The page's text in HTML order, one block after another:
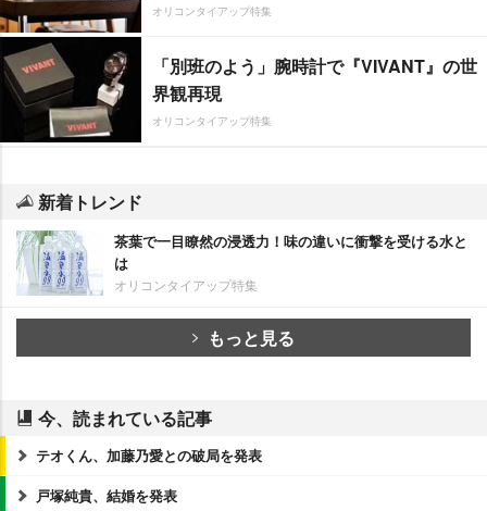
オリコンタイアップ特集
「別班のよう」腕時計で『VIVANT』の世
界観再現
オリコンタイアップ特集
新着トレンド
茶葉で一目瞭然の浸透力！味の違いに衝撃を受ける水と
は
オリコンタイアップ特集
もっと見る
今、読まれている記事
テオくん、加藤乃愛との破局を発表
戸塚純貴、結婚を発表